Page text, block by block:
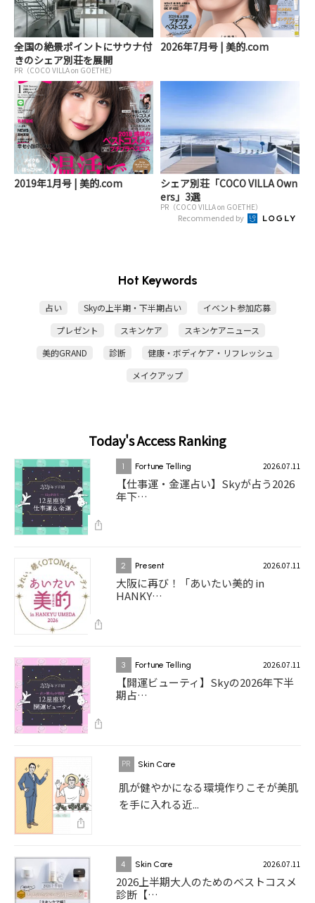
全国の絶景ポイントにサウナ付
きのシェア別荘を展開
PR（COCO VILLA on GOETHE）
2026年7月号 | 美的.com
2019年1月号 | 美的.com
シェア別荘「COCO VILLA Own
ers」3選
PR（COCO VILLA on GOETHE）
Recommended by
Hot Keywords
占い Skyの上半期・下半期占い
イベント参加応募
プレゼント
スキンケア
スキンケアニュース
美的GRAND
診断
健康・ボディケア・リフレッシュ
メイクアップ
Today's Access Ranking
1 Fortune Telling 2026.07.11
【仕事運・金運占い】Skyが占う2026
年下…
2 Present 2026.07.11
大阪に再び！「あいたい美的 in
HANKY…
3 Fortune Telling 2026.07.11
【開運ビューティ】Skyの2026年下半
期占…
Skin Care
肌が健やかになる環境作りこそが美肌
を手に入れる近...
4 Skin Care 2026.07.11
2026上半期大人のためのベストコスメ
診断【…